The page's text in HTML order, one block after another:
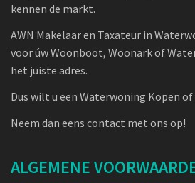
kennen de markt.
AWN Makelaar en Taxateur in
voor úw Woonboot, Woonark of
het juiste adres.
Dus wilt u een Waterwoning Kopen of
Neem dan eens contact met ons op!
ALGEMENE